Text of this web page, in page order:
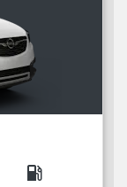
local_gas_station